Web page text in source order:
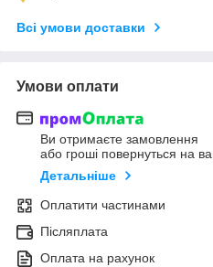
Всі умови доставки
Умови оплати
Ви отримаєте замовлення
або гроші повернуться на
Детальніше
Оплатити частинами
Післяплата
Оплата на рахунок